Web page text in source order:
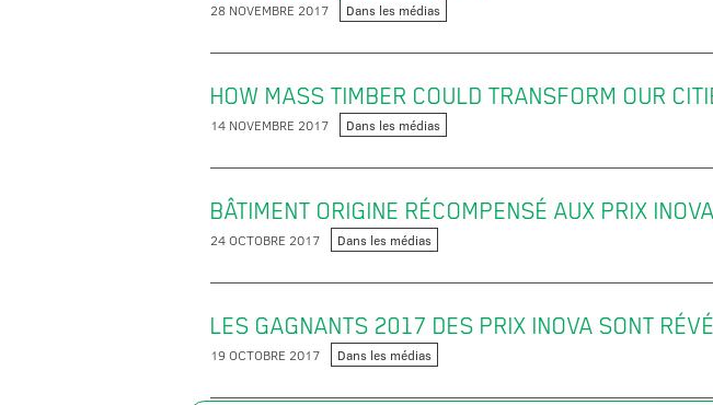
28 NOVEMBRE 2017 Dans les médias
HOW MASS TIMBER COULD TRANSFORM OUR
14 NOVEMBRE 2017 Dans les médias
BÂTIMENT ORIGINE RÉCOMPENSÉ AUX PRIX
24 OCTOBRE 2017 Dans les médias
LES GAGNANTS 2017 DES PRIX INOVA SONT
19 OCTOBRE 2017 Dans les médias